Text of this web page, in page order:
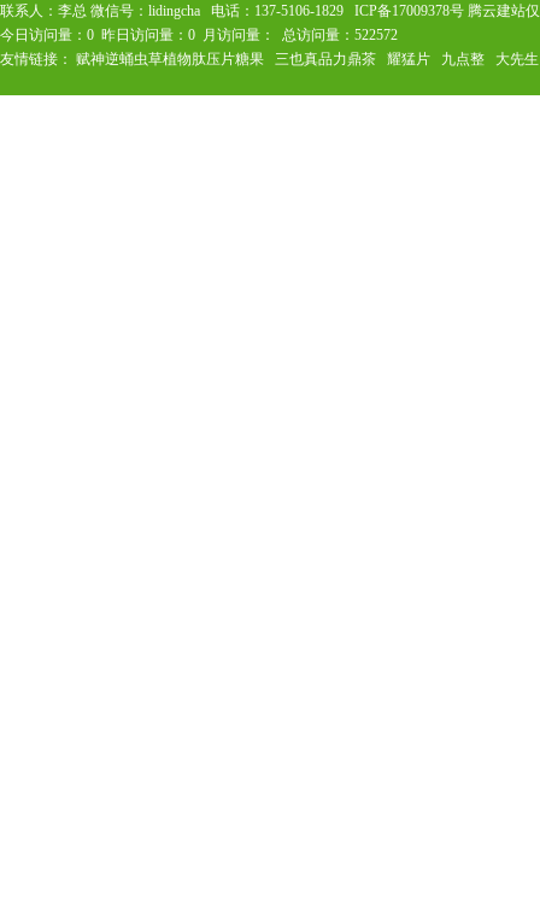
联系人：李总 微信号：lidingcha 电话：137-5106-1829 ICP备17009378号 腾云建站
今日访问量： 0 昨日访问量： 0 月访问量： 总访问量： 522572
友情链接： 赋神逆蛹虫草植物肽压片糖果 三也真品力鼎茶 耀猛片 九点整 大先生